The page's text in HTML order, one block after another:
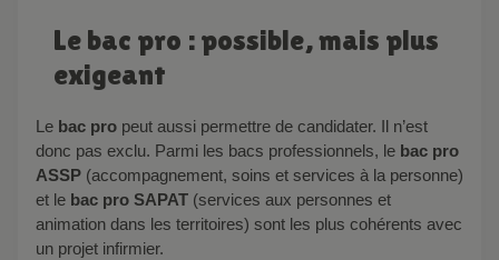
Le bac pro : possible, mais plus
exigeant
Le bac pro peut aussi permettre de candidater. Il n’est
donc pas exclu. Parmi les bacs professionnels, le bac pro
ASSP (accompagnement, soins et services à la personne)
et le bac pro SAPAT (services aux personnes et
animation dans les territoires) sont les plus cohérents avec
un projet infirmier.